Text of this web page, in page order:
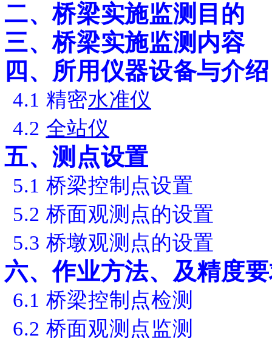
二、桥梁实施监测目的
三、桥梁实施监测内容
四、所用仪器设备与介绍
4.1 精密水准仪
4.2 全站仪
五、测点设置
5.1 桥梁控制点设置
5.2 桥面观测点的设置
5.3 桥墩观测点的设置
六、作业方法、及精度
6.1 桥梁控制点检测
6.2 桥面观测点监测